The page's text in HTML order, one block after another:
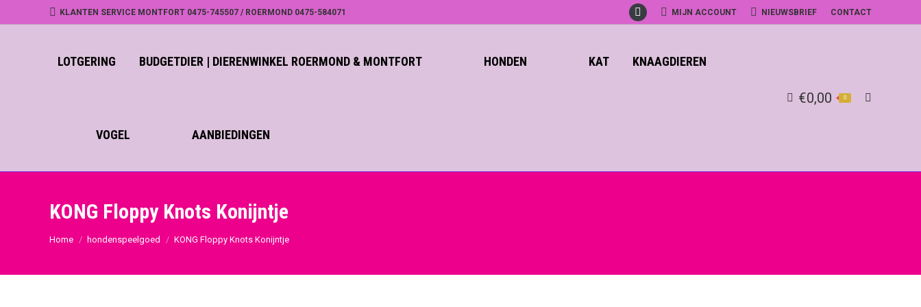
KLANTEN SERVICE MONTFORT 0475-745507 / ROERMOND 0475-584071
Facebook
MIJN ACCOUNT NIEUWSBRIEF CONTACT
LOTGERING BUDGETDIER | DIERENWINKEL ROERMOND & MONTFORT HONDEN KAT KNAAGDIEREN
VOGEL AANBIEDINGEN
€0,00 0 Search:
KONG Floppy Knots Konijntje
Home hondenspeelgoed KONG Floppy Knots Konijntje